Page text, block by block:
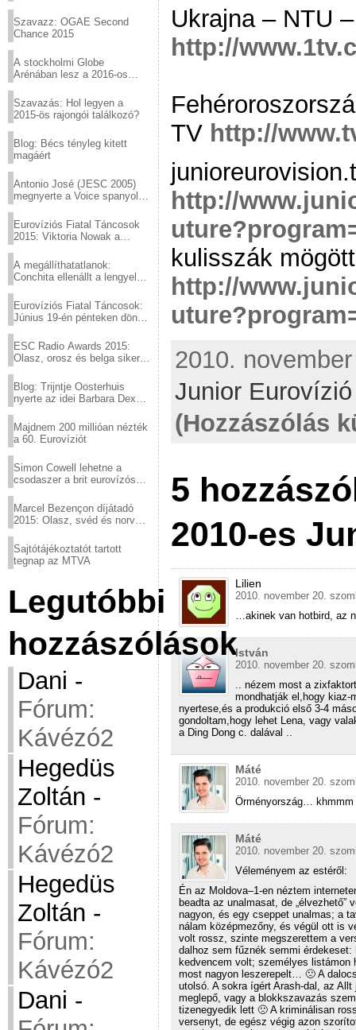
Szavazz: OGAE Second
Chance 2015
A stockholmi Globe
Arénában lesz a 2016-os
Szavazás: Hol legyen a
2015-ös rajongói találkozó?
Blog: Bécs tényleg kitett
magáért
Antonio José (JESC 2005)
megnyerte a Voice spanyol
Eurovíziós Fiatal Táncosok
2015: Viktoria Nowak a
A megállíthatatlanok:
Conchita ellenállt a lengyel
Eurovíziós Fiatal Táncosok:
Június 19-én pénteken döntő
ESC Radio Awards 2015:
Olasz, orosz és belga siker,
Blog: Trijntje Oosterhuis
nyerte az idei Barbara Dex
Majdnem 200 millióan nézték
a 60. Eurovíziót
Simon Cowell lehetne a
csodaszer a brit eurovízós
Marcel Bezençon díjátadó
2015: Olasz, svéd és norvég
Sajtótájékoztatót tartott
tegnap az MTVA
Legutóbbi
hozzászólások
Dani -
Fórum:
Kávézó2
Hegedüs
Zoltán -
Fórum:
Kávézó2
Hegedüs
Zoltán -
Fórum:
Kávézó2
Dani -
Ukrajna – NTU
http://
TV http://
http://
kulisszák
http://
2010.
Junior
(Hozzászólás
5
2010-es
Lilien
2010. november 20.
…akinek van hotbird, az
István
2010. november 20.
.. nézem most a
mondhatják el,hogy
nyertese,és a produkció első 3-4
gondoltam,hogy lehet Lena, vagy
a Ding Dong c. dalával ..
Máté
2010. november 20.
Örményország… khmmm
Máté
2010. november 20.
Véleményem az estéről:
Én az Moldova–1-en néztem
beadta az unalmasat, de
nagyon, és egy cseppet unalmas; a
nálam középmezőny, és végül ott is
volt rossz, szinte megszerettem a
dalhoz sem fűznék semmi
kedvencem volt; személyes listámon
most nagyon leszerepelt… 🙁 A
utolsó. A sokra ígért Arash-dal, az
meglepő, vagy a blokkszavazás
tizenegyedik lett 🙁 A kriminálisan
versenyt, de egész végig azon